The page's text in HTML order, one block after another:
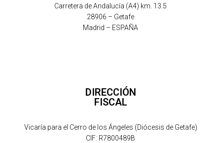
Carretera de Andalucía (A4) km. 13.5
28906 – Getafe
Madrid – ESPAÑA
DIRECCIÓN
FISCAL
Vicaría para el Cerro de los Ángeles (Diócesis de Getafe)
CIF: R7800489B